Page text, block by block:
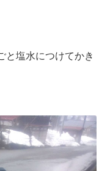
と塩水につけてかき